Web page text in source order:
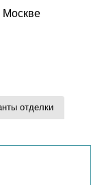
Москве
отделки